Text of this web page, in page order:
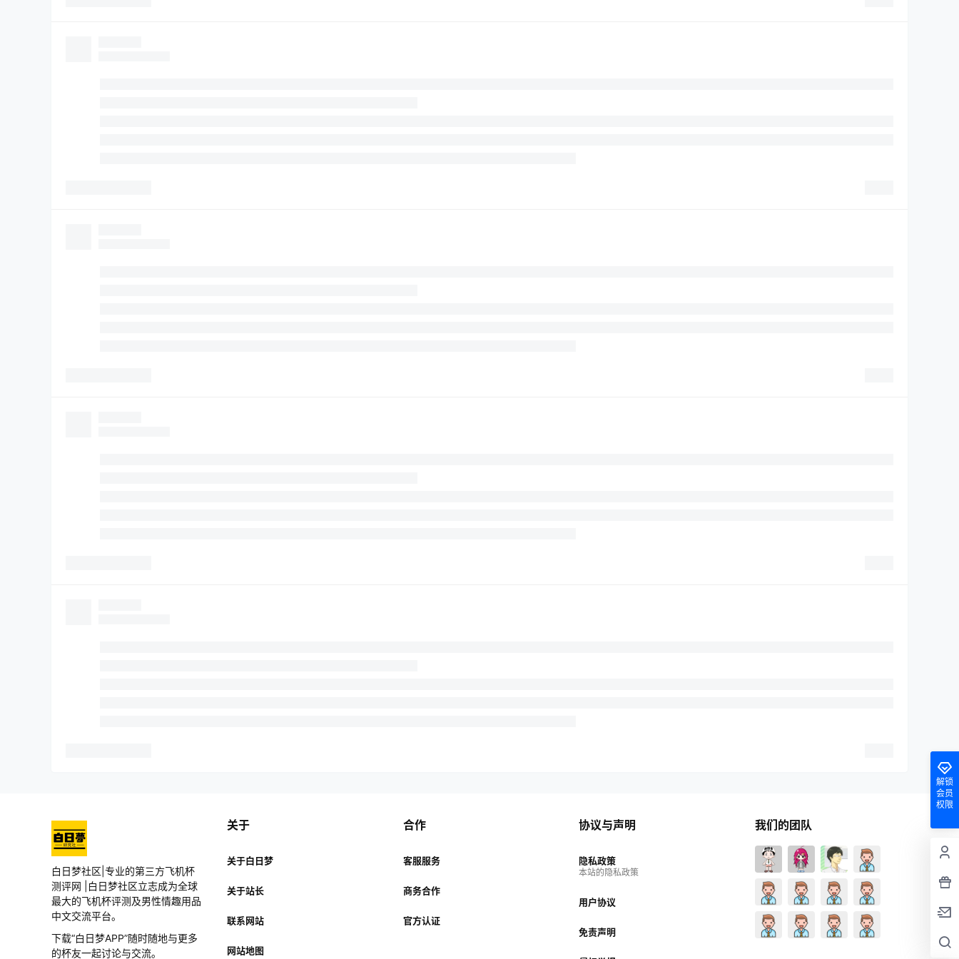
杯圈
卯哥倒膜2.0的杯子怎么样，说是还原内部通道的
2026-07-24
18:18:57
杯圈
2026-07-08
19:16:00
解锁
会员
权限
白日梦社区|专业的第三方飞机杯
测评网 |白日梦社区立志成为全球
最大的飞机杯评测及男性情趣用品
中文交流平台。
下载“白日梦APP”随时随地与更多
的杯友一起讨论与交流。
关于
关于白日梦
关于站长
联系网站
网站地图
合作
客服服务
商务合作
官方认证
协议与声明
隐私政策
本站的隐私政策
用户协议
免责声明
我们的团队